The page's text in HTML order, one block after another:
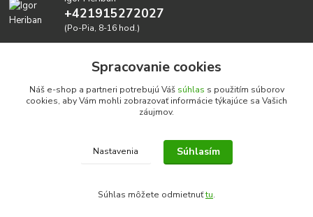
+421915272027
(Po-Pia, 8-16 hod.)
Realizujeme prírodné akvária: AkvaShop s.r.o. • IBAN:
SK3911000000002947087849
Spracovanie cookies
Náš e-shop a partneri potrebujú Váš súhlas s použitím súborov
cookies, aby Vám mohli zobrazovať informácie týkajúce sa Vašich
záujmov.
Nastavenia Súhlasím
Súhlas môžete odmietnuťtu.